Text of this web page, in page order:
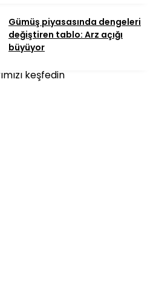
Gümüş piyasasında dengeleri
değiştiren tablo: Arz açığı
büyüyor
keşfedin